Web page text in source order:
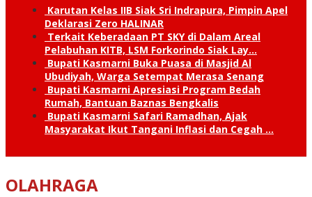
Karutan Kelas IIB Siak Sri Indrapura, Pimpin Apel
Deklarasi Zero HALINAR
Terkait Keberadaan PT SKY di Dalam Areal
Pelabuhan KITB, LSM Forkorindo Siak Lay…
Bupati Kasmarni Buka Puasa di Masjid Al
Ubudiyah, Warga Setempat Merasa Senang
Bupati Kasmarni Apresiasi Program Bedah
Rumah, Bantuan Baznas Bengkalis
Bupati Kasmarni Safari Ramadhan, Ajak
Masyarakat Ikut Tangani Inflasi dan Cegah …
OLAHRAGA